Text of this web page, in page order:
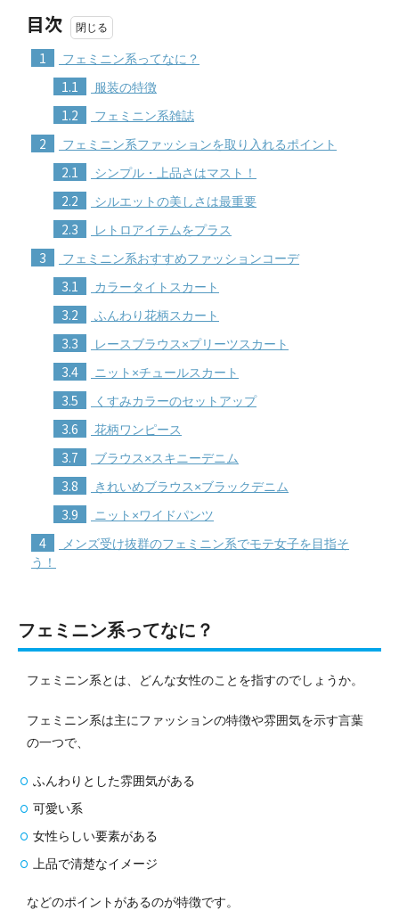
目次
1 フェミニン系ってなに？
1.1 服装の特徴
1.2 フェミニン系雑誌
2 フェミニン系ファッションを取り入れるポイント
2.1 シンプル・上品さはマスト！
2.2 シルエットの美しさは最重要
2.3 レトロアイテムをプラス
3 フェミニン系おすすめファッションコーデ
3.1 カラータイトスカート
3.2 ふんわり花柄スカート
3.3 レースブラウス×プリーツスカート
3.4 ニット×チュールスカート
3.5 くすみカラーのセットアップ
3.6 花柄ワンピース
3.7 ブラウス×スキニーデニム
3.8 きれいめブラウス×ブラックデニム
3.9 ニット×ワイドパンツ
4
メンズ受け抜群のフェミニン系でモテ女子を目指そ
う！
フェミニン系ってなに？
フェミニン系とは、どんな女性のことを指すのでしょうか。
フェミニン系は主にファッションの特徴や雰囲気を示す言葉
の一つで、
ふんわりとした雰囲気がある
可愛い系
女性らしい要素がある
上品で清楚なイメージ
などのポイントがあるのが特徴です。